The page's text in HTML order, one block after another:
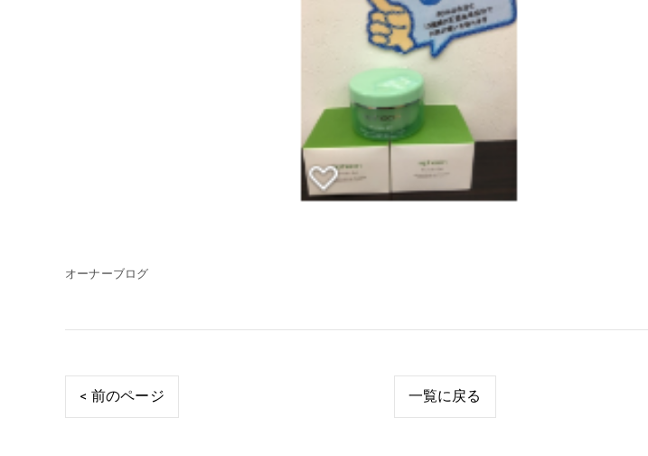
オーナーブログ
< 前のページ 一覧に戻る